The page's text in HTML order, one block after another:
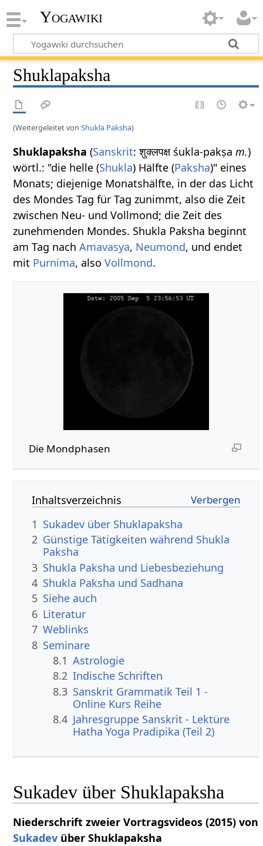
Yogawiki
Shuklapaksha
(Weitergeleitet vonShukla Paksha)
Shuklapaksha (Sanskrit: शुक्लपक्ष śukla-pakṣam.)
wörtl.: "die helle (Shukla) Hälfte (Paksha)" eines
Monats; diejenige Monatshälfte, in der das Licht
des Mondes Tag für Tag zunimmt, also die Zeit
zwischen Neu- und Vollmond; die Zeit des
zunehmenden Mondes. Shukla Paksha beginnt
am Tag nachAmavasya, Neumond, und endet
mit Purnima, alsoVollmond.
Die Mondphasen
Inhaltsverzeichnis
1 Sukadev über Shuklapaksha
2 Günstige Tätigkeiten während Shukla
Paksha
3 Shukla Paksha und Liebesbeziehung
4 Shukla Paksha und Sadhana
5 Siehe auch
6 Literatur
7 Weblinks
8 Seminare
8.1 Astrologie
8.2 Indische Schriften
8.3 Sanskrit Grammatik Teil 1 -
Online Kurs Reihe
8.4 Jahresgruppe Sanskrit - Lektüre
Hatha Yoga Pradipika (Teil 2)
Sukadev über Shuklapaksha
Niederschrift zweier Vortragsvideos (2015) von
Sukadev über Shuklapaksha